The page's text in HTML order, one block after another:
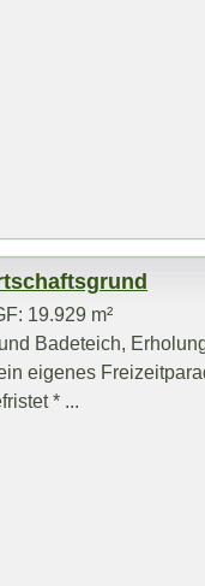
19.929 m²
Badeteich,
eigenes
* ...